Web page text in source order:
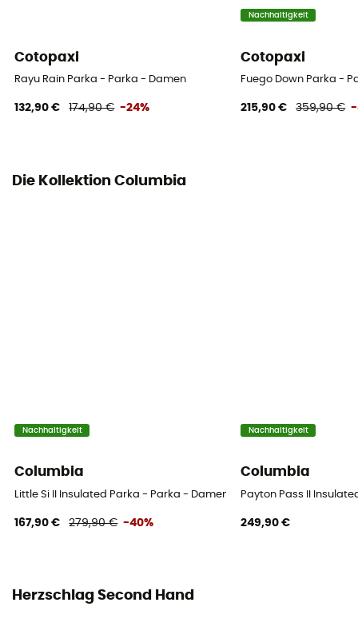
Cotopaxi
Rayu Rain Parka - Parka - Damen
132,90 € 174,90 € -24%
Nachhaltigkeit
Cotopaxi
Fuego Down Parka -
215,90 € 359,90 € -
Die Kollektion Columbia
Nachhaltigkeit
Columbia
Little Si II Insulated Parka - Parka - Damen
167,90 € 279,90 € -40%
Nachhaltigkeit
Columbia
Payton Pass II
249,90 €
Herzschlag Second Hand